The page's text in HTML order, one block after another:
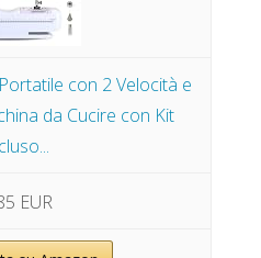
con 2 Velocità e
da Cucire con Kit
EUR